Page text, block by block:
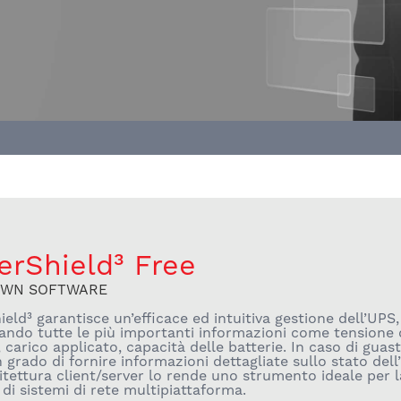
Free
SOFTWARE
garantisce un’efficace ed intuitiva gestione dell’UPS,
tutte le più importanti informazioni come tensione
carico applicato, capacità delle batterie. In caso di
di fornire informazioni dettagliate sullo stato
client/server lo rende uno strumento ideale per
di sistemi di rete multipiattaforma.